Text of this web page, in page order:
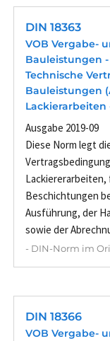
DIN 18363
VOB Vergabe-
Bauleistungen -
Technische
Bauleistungen
Ausgabe 2019-09
Diese Norm legt
Beschichtungen
Ausführung, der
sowie der
- DIN-Norm im
DIN 18366
VOB Vergabe-